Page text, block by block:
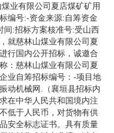
业有限公司夏店煤矿矿用
编号:-资金来源:自筹资金
间:招标方案核准号:受山西
就慈林山煤业有限公司夏
行国内公开招标，诚邀合
：慈林山煤业有限公司夏
业自筹招标编号：-项目地
动机械网.（襄垣县招标内
在中华人民共和国境内注
低于人民币，对货物有供
安全标志证书。具有质量